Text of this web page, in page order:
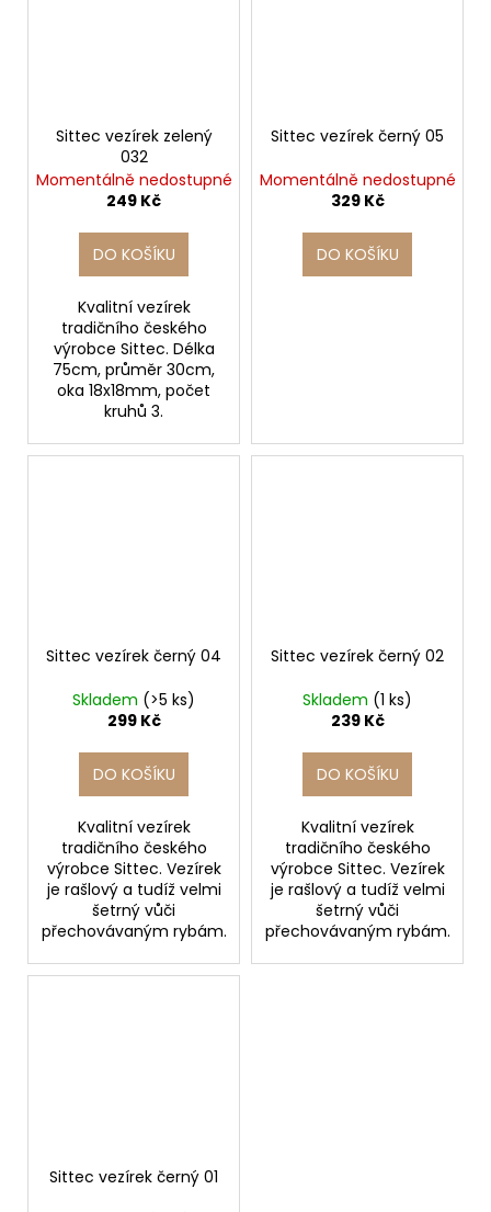
Sittec vezírek zelený
032
Momentálně nedostupné
249 Kč
DO KOŠÍKU
Kvalitní vezírek
tradičního českého
výrobce Sittec. Délka
75cm, průměr 30cm,
oka 18x18mm, počet
kruhů 3.
Sittec vezírek černý 05
Momentálně nedostupné
329 Kč
DO KOŠÍKU
Sittec vezírek černý 04
Skladem (>5 ks)
299 Kč
DO KOŠÍKU
Kvalitní vezírek
tradičního českého
výrobce Sittec. Vezírek
je rašlový a tudíž velmi
šetrný vůči
přechovávaným rybám.
Sittec vezírek černý 02
Skladem (1 ks)
239 Kč
DO KOŠÍKU
Kvalitní vezírek
tradičního českého
výrobce Sittec. Vezírek
je rašlový a tudíž velmi
šetrný vůči
přechovávaným rybám.
Sittec vezírek černý 01